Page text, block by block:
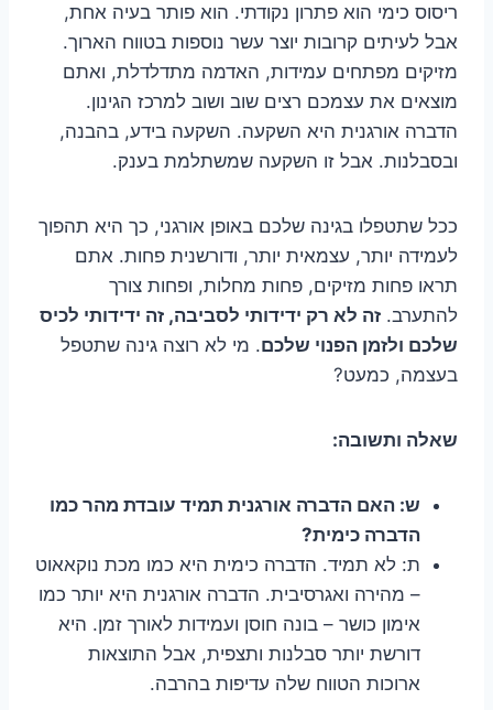
ריסוס כימי הוא פתרון נקודתי. הוא פותר בעיה אחת,
אבל לעיתים קרובות יוצר עשר נוספות בטווח הארוך.
מזיקים מפתחים עמידות, האדמה מתדלדלת, ואתם
מוצאים את עצמכם רצים שוב ושוב למרכז הגינון.
הדברה אורגנית היא השקעה. השקעה בידע, בהבנה,
ובסבלנות. אבל זו השקעה שמשתלמת בענק.
ככל שתטפלו בגינה שלכם באופן אורגני, כך היא תהפוך
לעמידה יותר, עצמאית יותר, ודורשנית פחות. אתם
תראו פחות מזיקים, פחות מחלות, ופחות צורך
להתערב. זה לא רק ידידותי לסביבה, זה ידידותי לכיס
שלכם ולזמן הפנוי שלכם. מי לא רוצה גינה שתטפל
בעצמה, כמעט?
שאלה ותשובה:
ש: האם הדברה אורגנית תמיד עובדת מהר כמו
הדברה כימית?
ת: לא תמיד. הדברה כימית היא כמו מכת נוקאאוט
– מהירה ואגרסיבית. הדברה אורגנית היא יותר כמו
אימון כושר – בונה חוסן ועמידות לאורך זמן. היא
דורשת יותר סבלנות ותצפית, אבל התוצאות
ארוכות הטווח שלה עדיפות בהרבה.